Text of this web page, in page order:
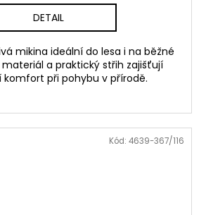
DETAIL
mikina ideální do lesa i na běžné
a praktický střih zajišťují
při pohybu v přírodě.
Kód: 4639-367/116